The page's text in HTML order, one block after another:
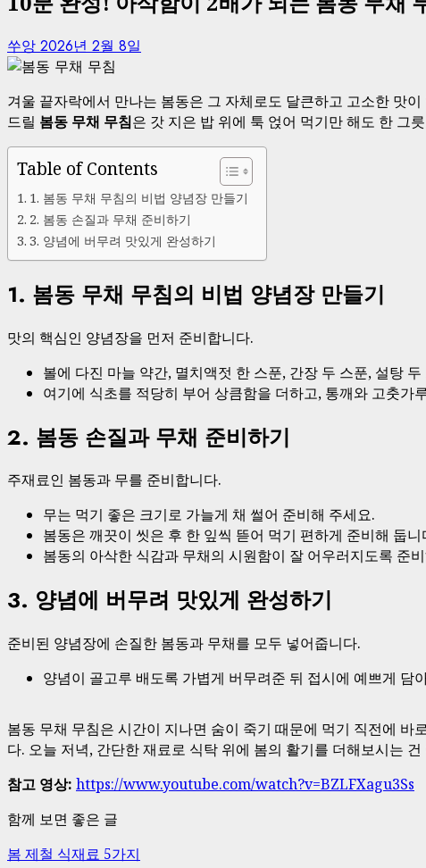
쑤앙 2026년 2월 8일
겨울 끝자락에서 만나는 봄동은 그 자체로도 달큰하고 고소한 맛
드릴 봄동 무채 무침은 갓 지은 밥 위에 툭 얹어 먹기만 해도 한 그
Table of Contents
1. 봄동 무채 무침의 비법 양념장 만들기
2. 봄동 손질과 무채 준비하기
3. 양념에 버무려 맛있게 완성하기
1. 봄동 무채 무침의 비법 양념장 만들기
맛의 핵심인 양념장을 먼저 준비합니다.
볼에 다진 마늘 약간, 멸치액젓 한 스푼, 간장 두 스푼, 설탕
여기에 식초를 적당히 부어 상큼함을 더하고, 통깨와 고춧가
2. 봄동 손질과 무채 준비하기
주재료인 봄동과 무를 준비합니다.
무는 먹기 좋은 크기로 가늘게 채 썰어 준비해 주세요.
봄동은 깨끗이 씻은 후 한 잎씩 뜯어 먹기 편하게 준비해 둡니
봄동의 아삭한 식감과 무채의 시원함이 잘 어우러지도록 준
3. 양념에 버무려 맛있게 완성하기
준비된 양념장에 손질한 봄동과 무채를 모두 넣어줍니다.
양념이 골고루 배도록 가볍게 버무려준 뒤 접시에 예쁘게 담
봄동 무채 무침은 시간이 지나면 숨이 죽기 때문에 먹기 직전에
다. 오늘 저녁, 간단한 재료로 식탁 위에 봄의 활기를 더해보시는
참고 영상: https://www.youtube.com/watch?v=BZLFXagu3Ss
함께 보면 좋은 글
봄 제철 식재료 5가지